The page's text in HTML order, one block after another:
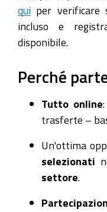
qui per
incluso e
disponibile.
Perché
Tutto online
trasferte –
Un'ottima
selezionati
settore